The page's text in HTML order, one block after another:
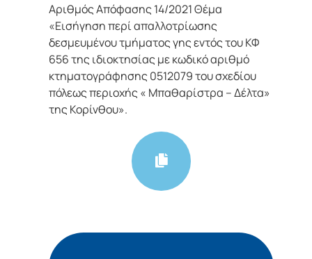
Αριθμός Απόφασης 14/2021 Θέμα
«Εισήγηση περί απαλλοτρίωσης
δεσμευμένου τμήματος γης εντός του ΚΦ
656 της ιδιοκτησίας με κωδικό αριθμό
κτηματογράφησης 0512079 του σχεδίου
πόλεως περιοχής « Μπαθαρίστρα – Δέλτα»
της Κορίνθου».